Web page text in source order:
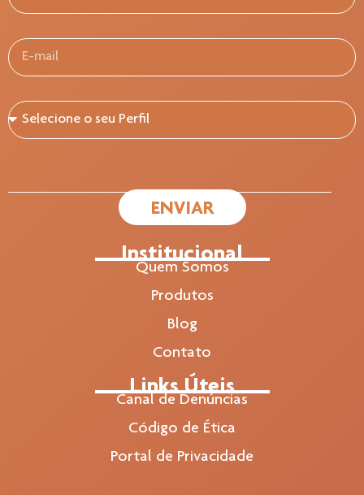
ENVIAR
Institucional
Quem Somos
Produtos
Blog
Contato
Links Úteis
Canal de Denúncias
Código de Ética
Portal de Privacidade